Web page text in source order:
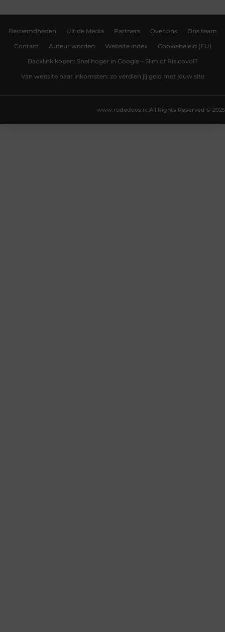
Beroemdheden Uit de Media Partners Over ons Ons team
Contact Auteur worden Website index Cookiebeleid (EU)
Backlink kopen: Snel hoger in Google – Slim of Risicovol?
Van website naar inkomsten: zo verdien jij geld met jouw site
All Rights Reserved © 2025
www.rodedoos.nl.